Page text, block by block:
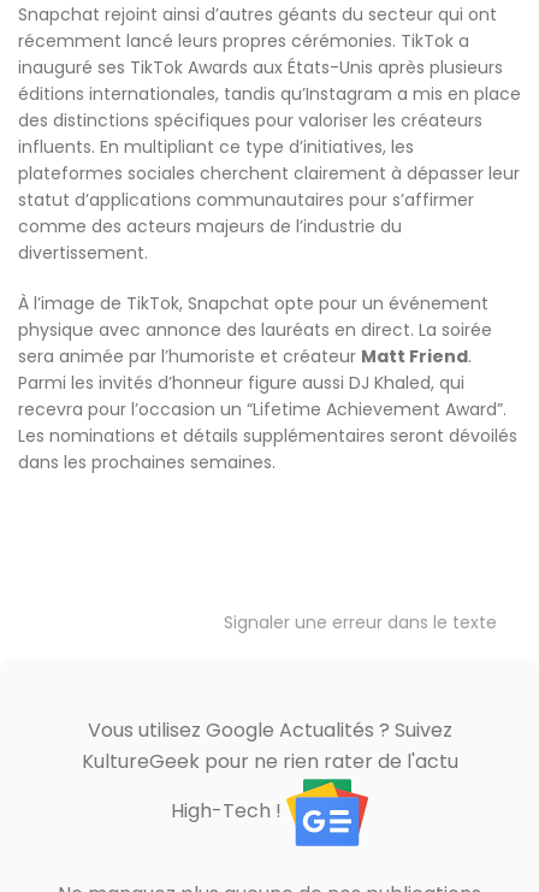
Snapchat rejoint ainsi d’autres géants du secteur qui ont
récemment lancé leurs propres cérémonies. TikTok a
inauguré ses TikTok Awards aux États-Unis après plusieurs
éditions internationales, tandis qu’Instagram a mis en place
des distinctions spécifiques pour valoriser les créateurs
influents. En multipliant ce type d’initiatives, les
plateformes sociales cherchent clairement à dépasser leur
statut d’applications communautaires pour s’affirmer
comme des acteurs majeurs de l’industrie du
divertissement.
À l’image de TikTok, Snapchat opte pour un événement
physique avec annonce des lauréats en direct. La soirée
sera animée par l’humoriste et créateur Matt Friend.
Parmi les invités d’honneur figure aussi DJ Khaled, qui
recevra pour l’occasion un “Lifetime Achievement Award”.
Les nominations et détails supplémentaires seront dévoilés
dans les prochaines semaines.
Signaler une erreur dans le texte
Vous utilisez Google Actualités ? Suivez
KultureGeek pour ne rien rater de l'actu
High-Tech !